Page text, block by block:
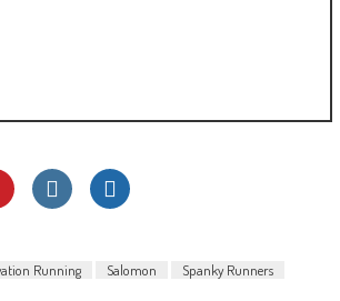
Running Salomon
Spanky Runners